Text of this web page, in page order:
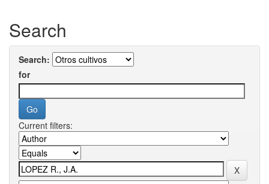
Search
Search:
for
Current filters: